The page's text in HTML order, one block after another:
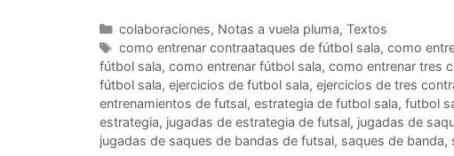
Categorías
colaboraciones, Notas a vuela pluma, Textos
Etiquetas
como entrenar contraataques de fútbol sala, como
fútbol sala, como entrenar fútbol sala, como entrenar tres
fútbol sala, ejercicios de futbol sala, ejercicios de tres
entrenamientos de futsal, estrategia de futbol sala, futbol
estrategia, jugadas de estrategia de futsal, jugadas de
jugadas de saques de bandas de futsal, saques de banda,